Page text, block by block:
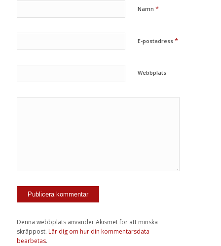
Namn *
E-postadress *
Webbplats
Denna webbplats använder Akismet för att minska
skräppost. Lär dig om hur din kommentarsdata
bearbetas.